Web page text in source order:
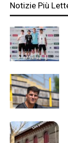
Notizie Più